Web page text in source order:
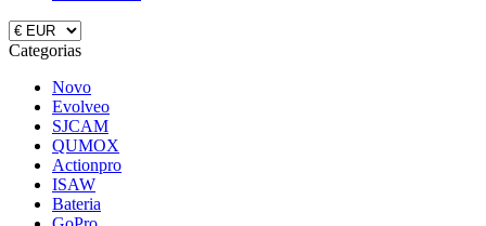
Categorias
Novo
Evolveo
SJCAM
QUMOX
Actionpro
ISAW
Bateria